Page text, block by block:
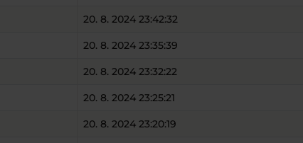
20. 8. 2024 23:42:32
20. 8. 2024 23:35:39
20. 8. 2024 23:32:22
20. 8. 2024 23:25:21
20. 8. 2024 23:20:19